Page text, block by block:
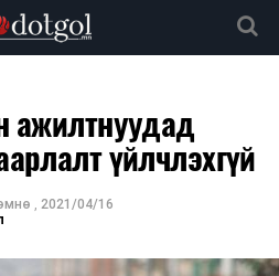
ажилтнуудад
үйлчлэхгүй
, 2021/04/16